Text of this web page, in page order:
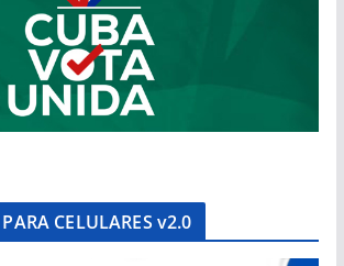
CELULARES v2.0